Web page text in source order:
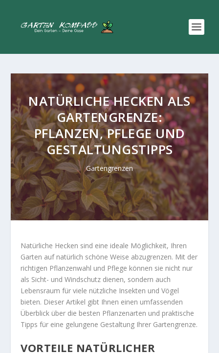
NATÜRLICHE HECKEN ALS
GARTENGRENZE:
PFLANZEN, PFLEGE UND
GESTALTUNGSTIPPS
Gartengrenzen
Natürliche Hecken sind eine ideale Möglichkeit, Ihren
Garten auf natürlich schöne Weise abzugrenzen. Mit der
richtigen Pflanzenwahl und Pflege können sie nicht nur
als Sicht- und Windschutz dienen, sondern auch
Lebensraum für viele nützliche Insekten und Vögel
bieten. Dieser Artikel gibt Ihnen einen umfassenden
Überblick über die besten Pflanzenarten und praktische
Tipps für eine gelungene Gestaltung Ihrer Gartengrenze.
VORTEILE NATÜRLICHER